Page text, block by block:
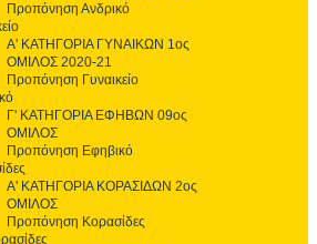
Προπόνηση Ανδρικό
Α' ΚΑΤΗΓΟΡΙΑ ΓΥΝΑΙΚΩΝ 1ος
ΟΜΙΛΟΣ 2020-21
Προπόνηση Γυναικείο
Γ' ΚΑΤΗΓΟΡΙΑ ΕΦΗΒΩΝ 09ος
ΟΜΙΛΟΣ
Προπόνηση Εφηβικό
Α' ΚΑΤΗΓΟΡΙΑ ΚΟΡΑΣΙΔΩΝ 2ος
ΟΜΙΛΟΣ
Προπόνηση Κορασίδες